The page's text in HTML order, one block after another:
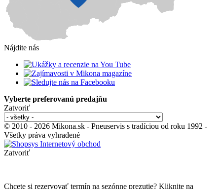
Nájdite nás
Vyberte preferovanú predajňu
Zatvoriť
© 2010 - 2026 Mikona.sk - Pneuservis s tradíciou od roku 1992 -
Všetky práva vyhradené
Zatvoriť
Chcete si rezervovať termín na sezónne prezutie? Kliknite na